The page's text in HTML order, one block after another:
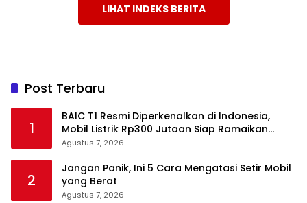
LIHAT INDEKS BERITA
Post Terbaru
1
BAIC T1 Resmi Diperkenalkan di Indonesia,
Mobil Listrik Rp300 Jutaan Siap Ramaikan
Pasar EV
Agustus 7, 2026
2
Jangan Panik, Ini 5 Cara Mengatasi Setir Mobil
yang Berat
Agustus 7, 2026